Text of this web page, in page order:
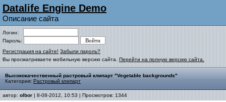
Datalife Engine Demo
Описание сайта
Логин:
Пароль:
Регистрация на сайте! Забыли пароль?
Вы просматриваете мобильную версию сайта. Перейти на полную версию сайта.
Высококачественный растровый клипарт "Vegetable backgrounds"
Категория: Растровый клипарт
автор: olbor | 8-08-2012, 10:53 | Просмотров: 1344